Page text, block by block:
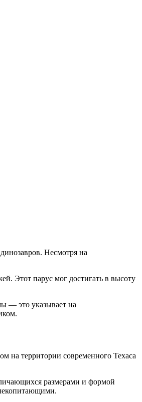
Несмотря на
Этот парус мог достигать в высоту
— это указывает на
на территории современного Техаса
размерами и формой